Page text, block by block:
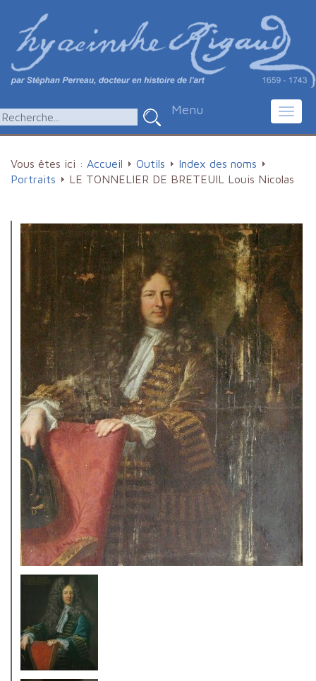
Menu
Vous êtes ici : Accueil Outils
Index des noms
Portraits
LE TONNELIER DE BRETEUIL Louis Nicolas